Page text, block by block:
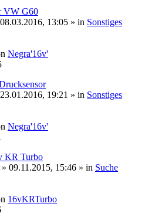
VW G60
08.03.2016, 13:05 » in Sonstiges
Negra'16v'
23.01.2016, 19:21 » in Sonstiges
Negra'16v'
KR Turbo
» 09.11.2015, 15:46 » in Suche
16vKRTurbo